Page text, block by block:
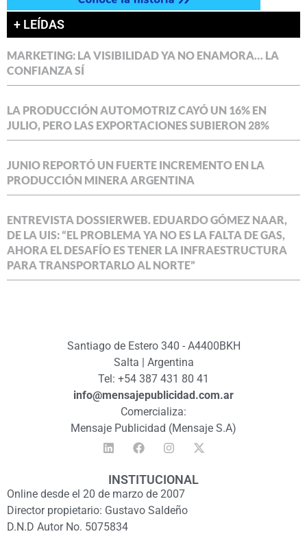
+ LEÍDAS
MARKETING: LA VISIBILIDAD YA NO ENAMORA… LA
CONFIANZA SÍ
LA PRODUCCIÓN AUTOMOTRIZ CAYÓ UN 16% EN
JULIO, PERO LAS EXPORTACIONES SUBIERON 28%
JUNIO REPORTÓ UN FUERTE INCREMENTO EN LA
PRODUCCIÓN MINERA ARGENTINA
ENTREVISTA DOSSIERWEB. EDUARDO GÓMEZ NAAR,
DE LA UIS: “EL PROBLEMA YA NO ES LA FALTA DE GAS,
AHORA EL DESAFÍO ES TENER LA INFRAESTRUCTURA
PARA TRANSPORTARLO AL NORTE”
Santiago de Estero 340 - A4400BKH
Salta | Argentina
Tel: +54 387 431 80 41
info@mensajepublicidad.com.ar
Comercializa:
Mensaje Publicidad (Mensaje S.A)
INSTITUCIONAL
Online desde el 20 de marzo de 2007
Director propietario: Gustavo Saldeño
D.N.D Autor No. 5075834